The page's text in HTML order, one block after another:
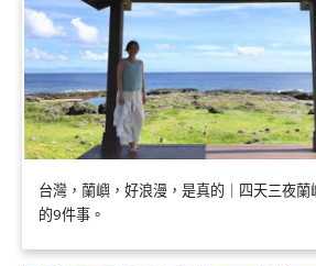
台灣，蘭嶼，好浪漫，是真的｜四天三夜
的9件事。